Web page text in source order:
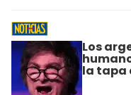
Los
la tapa